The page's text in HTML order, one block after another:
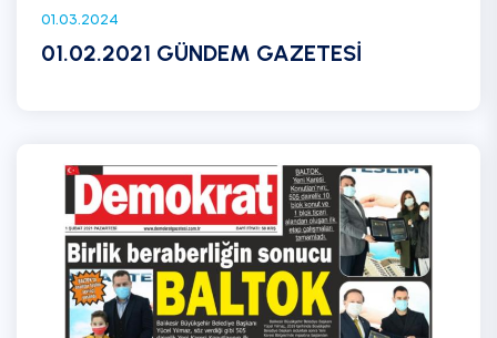
01.03.2024
01.02.2021 GÜNDEM GAZETESİ